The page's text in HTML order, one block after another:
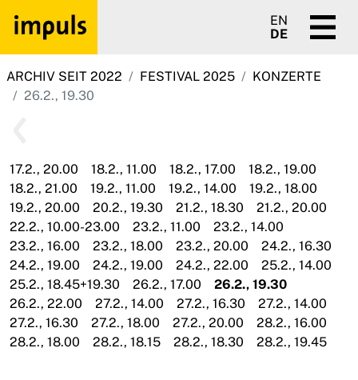
EN
DE
ARCHIV SEIT 2022 FESTIVAL 2025
KONZERTE
26.2., 19.30
17.2., 20.00 18.2., 11.00 18.2., 17.00
18.2., 19.00
18.2., 21.00
19.2., 11.00 19.2., 14.00
19.2., 18.00
19.2., 20.00
20.2., 19.30 21.2., 18.30
21.2., 20.00
22.2., 10.00-23.00
23.2., 11.00
23.2., 14.00
23.2., 16.00
23.2., 18.00 23.2., 20.00
24.2., 16.30
24.2., 19.00
24.2., 19.00 24.2., 22.00
25.2., 14.00
25.2., 18.45+19.30
26.2., 17.00
26.2., 19.30
26.2., 22.00
27.2., 14.00 27.2., 16.30
27.2., 14.00
27.2., 16.30
27.2., 18.00 27.2., 20.00
28.2., 16.00
28.2., 18.00
28.2., 18.15 28.2., 18.30 28.2., 19.45